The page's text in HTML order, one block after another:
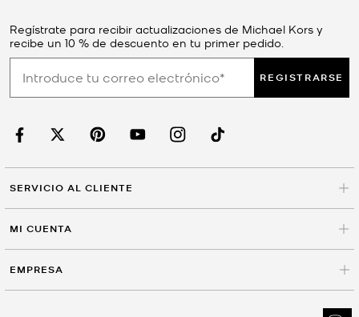
Regístrate para recibir actualizaciones de Michael Kors y
recibe un 10 % de descuento en tu primer pedido.
REGISTRARSE
SERVICIO AL CLIENTE
MI CUENTA
EMPRESA